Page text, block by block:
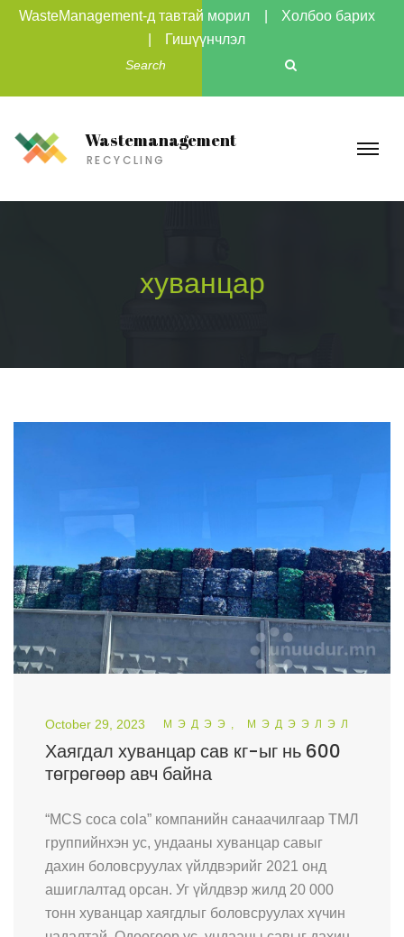
WasteManagement-д тавтай морил
Холбоо барих
Гишүүнчлэл
Wastemanagement
RECYCLING
хуванцар
October 29, 2023 МЭДЭЭ, МЭДЭЭЛЭЛ
Хаягдал хуванцар сав кг-ыг нь 600
төгрөгөөр авч байна
“MCS coca cola” компанийн санаачилгаар ТМЛ
группийнхэн ус, ундааны хуванцар савыг
дахин боловсруулах үйлдвэрийг 2021 онд
ашиглалтад орсан. Уг үйлдвэр жилд 20 000
тонн хуванцар хаягдлыг боловсруулах хүчин